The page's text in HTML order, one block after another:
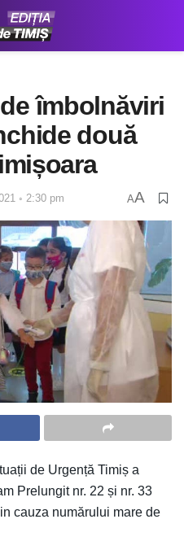
îmbolnăviri
două
◦ 2:30 pm AA
de Urgență Timiș a
Prelungit nr. 22 și nr. 33
cauza numărului mare de